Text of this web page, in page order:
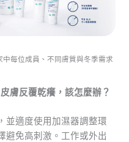
每位成員、不同膚質與冬季需求
膚反覆乾癢，該怎麼辦？
並適度使用加濕器調整環
避免高刺激。工作或外出